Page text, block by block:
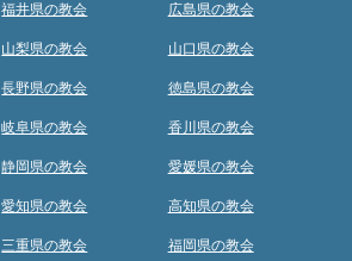
福井県の教会
山梨県の教会
長野県の教会
岐阜県の教会
静岡県の教会
愛知県の教会
三重県の教会
広島県の教会
山口県の教会
徳島県の教会
香川県の教会
愛媛県の教会
高知県の教会
福岡県の教会